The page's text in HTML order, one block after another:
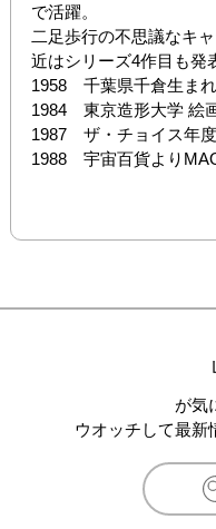
で活躍。
二足歩行の不思議なキ
近はシリーズ4作目も発
1958　千葉県千倉生まれ
1984　東京造形大学 絵
1987　ザ・チョイス年
1988　宇宙百貨より
1991　「年鑑日本のイ
が気
ウオッチして最新